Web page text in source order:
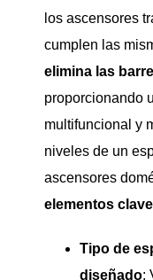
los ascensores
cumplen las
elimina las
proporcionando
multifuncional y
niveles de un
ascensores
elementos
Tipo de
diseñado: